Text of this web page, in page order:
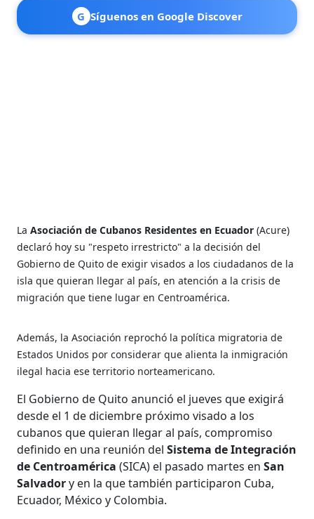
G Síguenos en Google Discover
LaAsociación de Cubanos Residentes en Ecuador(Acure)
declaró hoy su "respeto irrestricto" a la decisión del
Gobierno de Quito de exigir visados a los ciudadanos de la
isla que quieran llegar al país, en atención a la crisis de
migración que tiene lugar en Centroamérica.
Además, la Asociación reprochó la política migratoria de
Estados Unidos por considerar que alienta la inmigración
ilegal hacia ese territorio norteamericano.
El Gobierno de Quito anunció el jueves que exigirá
desde el 1 de diciembre próximo visado a los
cubanos que quieran llegar al país, compromiso
definido en una reunión delSistema de Integración
de Centroamérica (SICA) el pasado martes enSan
Salvadory en la que también participaron Cuba,
Ecuador, México y Colombia.